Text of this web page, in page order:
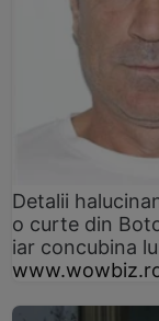
Detalii
o curte din
iar concubina